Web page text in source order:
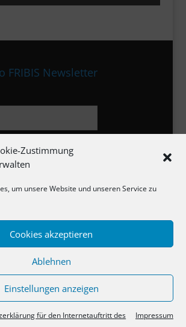
Zustimmung
um unsere Website und unseren Service zu
Cookies akzeptieren
Ablehnen
Einstellungen anzeigen
für den Internetauftritt des
Impressum
FRIBIS Newsletter